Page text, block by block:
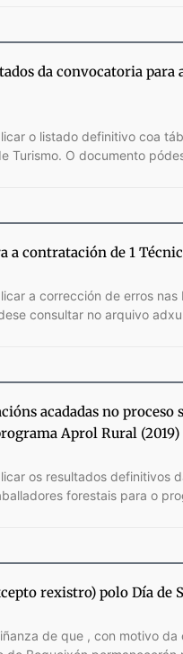
da convocatoria
o listado definitivo coa
Turismo. O documento
a contratación de 1
a corrección de erros
consultar no arquivo
acadadas no
Aprol Rural (2019)
os resultados definitivos
forestais para o
rexistro) polo Día de
de que , con motivo